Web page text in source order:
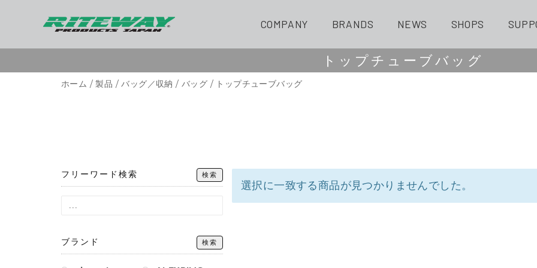
COMPANY BRANDS NEWS SHOPS
トップチューブバッグ
ホーム /製品 /バッグ／収納 /バッグ / トップチューブバッグ
選択に一致する商品が見つかりませんでした。
フリーワード検索 検索
ブランド 検索